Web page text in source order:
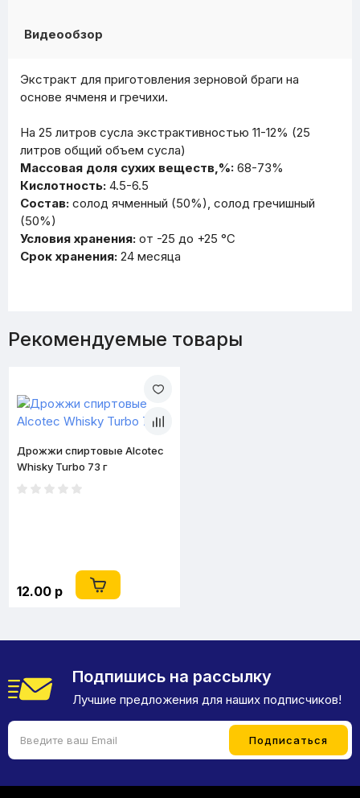
Видеообзор
Экстракт для приготовления зерновой браги на
основе ячменя и гречихи.
На 25 литров сусла экстрактивностью 11-12% (25
литров общий объем сусла)
Массовая доля сухих веществ,%: 68-73%
Кислотность: 4.5-6.5
Состав: солод ячменный (50%), солод гречишный
(50%)
Условия хранения: от -25 до +25 °С
Срок хранения: 24 месяца
Рекомендуемые товары
Дрожжи спиртовые Alcotec
Whisky Turbo 73 г
12.00 р
Подпишись на рассылку
Лучшие предложения для наших подписчиков!